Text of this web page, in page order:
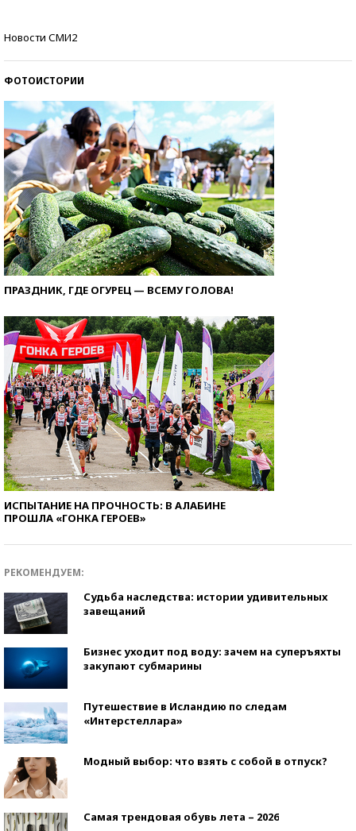
Новости СМИ2
ФОТОИСТОРИИ
ПРАЗДНИК, ГДЕ ОГУРЕЦ — ВСЕМУ ГОЛОВА!
ИСПЫТАНИЕ НА ПРОЧНОСТЬ: В АЛАБИНЕ
ПРОШЛА «ГОНКА ГЕРОЕВ»
РЕКОМЕНДУЕМ:
Судьба наследства: истории удивительных
завещаний
Бизнес уходит под воду: зачем на суперъяхты
закупают субмарины
Путешествие в Исландию по следам
«Интерстеллара»
Модный выбор: что взять с собой в отпуск?
Самая трендовая обувь лета – 2026